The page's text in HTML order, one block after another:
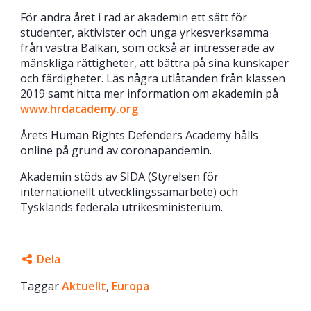
För andra året i rad är akademin ett sätt för
studenter, aktivister och unga yrkesverksamma
från västra Balkan, som också är intresserade av
mänskliga rättigheter, att bättra på sina kunskaper
och färdigheter. Läs några utlåtanden från klassen
2019 samt hitta mer information om akademin på
www.hrdacademy.org.
Årets Human Rights Defenders Academy hålls
online på grund av coronapandemin.
Akademin stöds av SIDA (Styrelsen för
internationellt utvecklingssamarbete) och
Tysklands federala utrikesministerium.
Dela
Facebook
TaggarAktuellt, Europa